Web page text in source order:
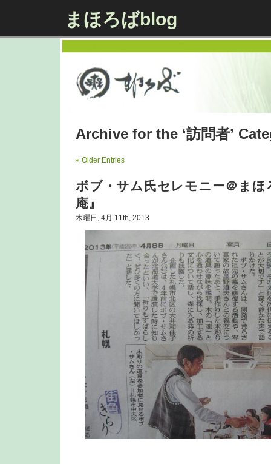
まほろばblog
Archive for the ‘訪問者’
« Older Entries
ボブ・サム氏セレモニー＠まほ
庵』
木曜日, 4月 11th, 2013